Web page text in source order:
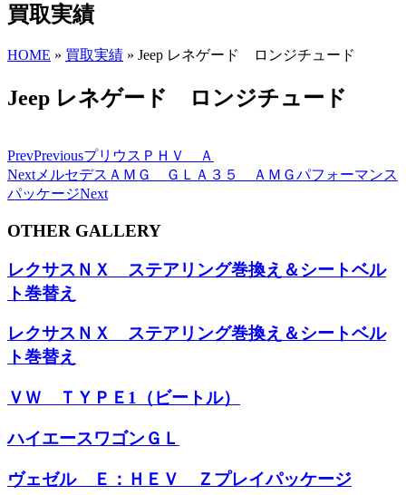
買取実績
HOME » 買取実績 » Jeep レネゲード ロンジチュード
Jeep レネゲード ロンジチュード
PrevPreviousプリウスＰＨＶ Ａ
Next メルセデスＡＭＧ ＧＬＡ３５ ＡＭＧパフォーマンス
パッケージNext
OTHER GALLERY
レクサスＮＸ ステアリング巻換え＆シートベル
ト巻替え
レクサスＮＸ ステアリング巻換え＆シートベル
ト巻替え
ＶＷ ＴＹＰＥ1（ビートル）
ハイエースワゴンＧＬ
ヴェゼル Ｅ：ＨＥＶ Ｚプレイパッケージ